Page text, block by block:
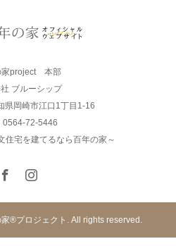
家project 本部
ブルーシップ
岡崎市江口1丁目1-16
0564-72-5446
住宅を建てるなら百年の家～
®︎プロジェクト. All rights reserved.